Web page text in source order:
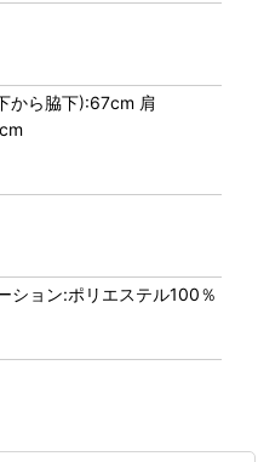
から脇下):67cm 肩
ション:ポリエステル100％